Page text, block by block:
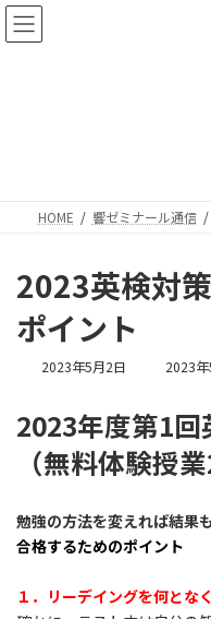
コ
ン
プ
ナ
ビ
動
HOME 響ゼミナール通信
2023英検対
ポイント
2023年5月2日
最
新
日
時
2023
2023年度第1
（無料体験授
勉強の方法を変えれば結果
合格するためのポイント
１．リーデイングを何とな